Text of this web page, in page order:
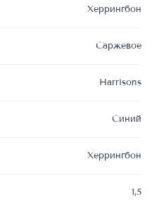
Херрингбон
Саржевое
Harrisons
Синий
Херрингбон
1,5